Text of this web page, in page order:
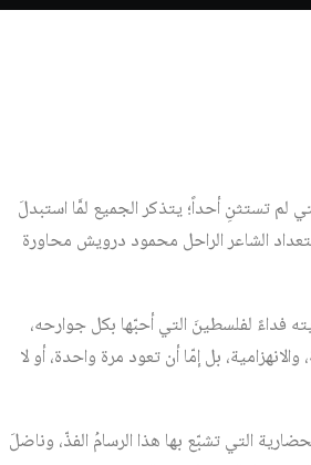
لم تستثنِ أحداً؛ يتذكر الجميع لمَّا استبدلَ
الشاعر الراحل محمود درويش محاورة
فداءً لفلسطينَ التي أحبّها بكل جوارحه،
بل إمّا أن تعود مرة واحدة، أو لا
التي تشبّع بها هذا الرسامُ الفذّ، وناضلَ